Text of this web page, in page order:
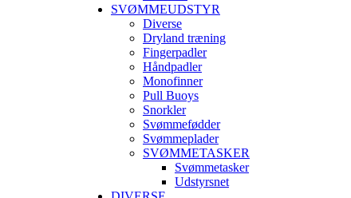
SVØMMEUDSTYR
Diverse
Dryland træning
Fingerpadler
Håndpadler
Monofinner
Pull Buoys
Snorkler
Svømmefødder
Svømmeplader
SVØMMETASKER
Svømmetasker
Udstyrsnet